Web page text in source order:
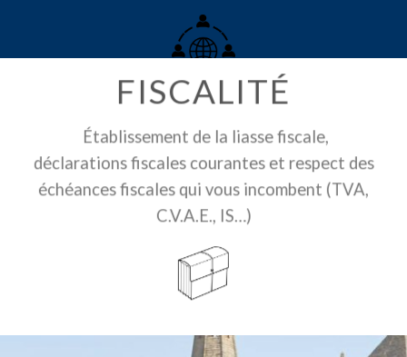
FISCALITÉ
Établissement de la liasse fiscale,
déclarations fiscales courantes et respect des
échéances fiscales qui vous incombent (TVA,
C.V.A.E., IS…)